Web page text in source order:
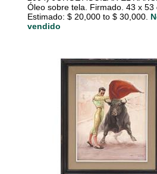
Óleo sobre tela. Firmado. 43 x 53
Estimado: $ 20,000 to $ 30,000.
vendido